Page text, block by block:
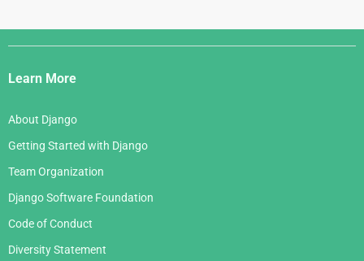
Django
Links
Learn More
About Django
Getting Started with Django
Team Organization
Django Software Foundation
Code of Conduct
Diversity Statement